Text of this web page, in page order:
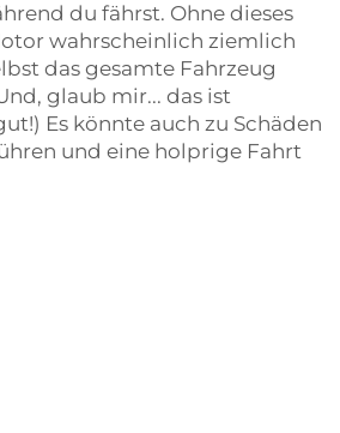
du fährst. Ohne dieses
wahrscheinlich ziemlich
das gesamte Fahrzeug
glaub mir... das ist
Es könnte auch zu Schäden
und eine holprige Fahrt